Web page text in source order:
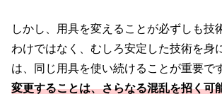
しかし、用具を変えることが必ずしも技
わけではなく、むしろ安定した技術を身
は、同じ用具を使い続けることが重要で
変更することは、さらなる混乱を招く可